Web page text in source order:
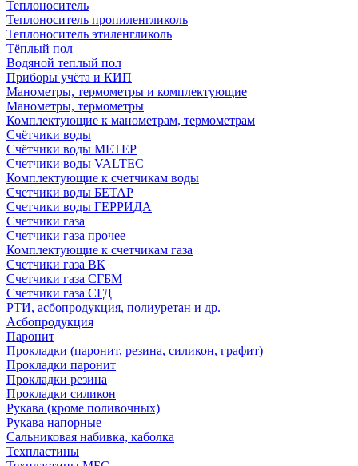
Теплоноситель
Теплоноситель пропиленгликоль
Теплоноситель этиленгликоль
Тёплый пол
Водяной теплый пол
Приборы учёта и КИП
Манометры, термометры и комплектующие
Манометры, термометры
Комплектующие к манометрам, термометрам
Счётчики воды
Счётчики воды МЕТЕР
Счетчики воды VALTEC
Комплектующие к счетчикам воды
Счетчики воды БЕТАР
Счетчики воды ГЕРРИДА
Счетчики газа
Счетчики газа прочее
Комплектующие к счетчикам газа
Счетчики газа ВК
Счетчики газа СГБМ
Счетчики газа СГД
РТИ, асбопродукция, полиуретан и др.
Асбопродукция
Паронит
Прокладки (паронит, резина, силикон, графит)
Прокладки паронит
Прокладки резина
Прокладки силикон
Рукава (кроме поливочных)
Рукава напорные
Сальниковая набивка, каболка
Техпластины